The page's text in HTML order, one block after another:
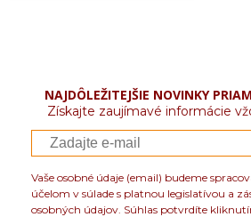
NAJDÔLEŽITEJŠIE NOVINKY
Získajte zaujímavé informácie
Vaše osobné údaje (email) budeme
účelom v súlade s platnou legislatívou a
osobných údajov. Súhlas potvrdíte